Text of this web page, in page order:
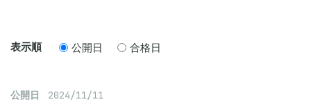
表示順 公開日 合格日
公開日 2024/11/11